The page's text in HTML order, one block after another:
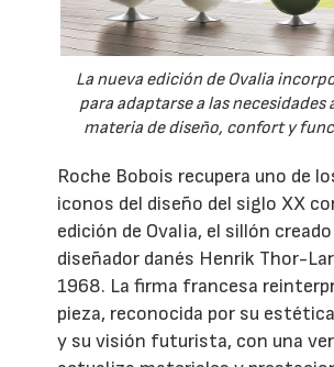
La nueva edición de Ovalia
para adaptarse a las necesidades
materia de diseño, confort y
Roche Bobois recupera uno de
iconos del diseño del siglo XX
edición de Ovalia, el sillón
diseñador danés Henrik Thor-
1968. La firma francesa
pieza, reconocida por su
y su visión futurista, con una